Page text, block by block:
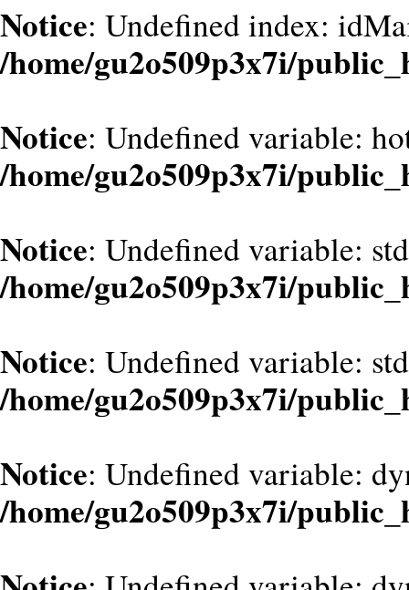
Notice: Undefined index:
/home/gu2o509p3x7i/
Notice: Undefined variable:
/home/gu2o509p3x7i/
Notice: Undefined variable:
/home/gu2o509p3x7i/
Notice: Undefined variable:
/home/gu2o509p3x7i/
Notice: Undefined variable:
/home/gu2o509p3x7i/